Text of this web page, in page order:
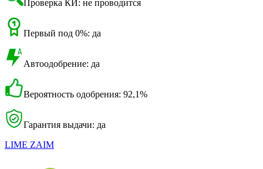
Проверка КИ: не проводится
Первый под 0%: да
Автоодобрение: да
Вероятность одобрения: 92,1%
Гарантия выдачи: да
LIME ZAIM